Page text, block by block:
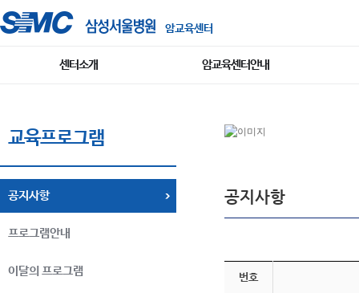
암교육센터
센터소개 암교육센터안내
교육프로그램
공지사항
프로그램안내
이달의 프로그램
공지사항
번호